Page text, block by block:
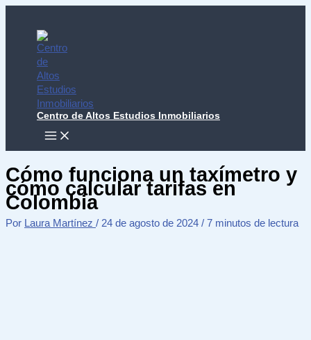
contenido
Centro de Altos Estudios Inmobiliarios
MAIN
MENU
Cómo funciona un taxímetro y
cómo calcular tarifas en
Colombia
Por Laura Martínez / 24 de agosto de 2024 / 7 minutos de lectura